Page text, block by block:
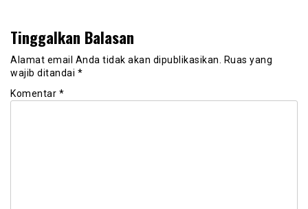
Tinggalkan Balasan
Alamat email Anda tidak akan dipublikasikan.
Ruas yang
wajib ditandai *
Komentar *